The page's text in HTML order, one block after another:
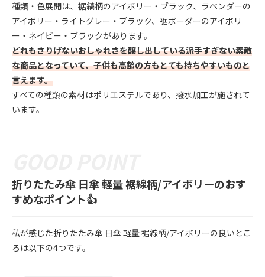
種類・色展開は、裾縞柄のアイボリー・ブラック、ラベンダーの
アイボリー・ライトグレー・ブラック、裾ボーダーのアイボリ
ー・ネイビー・ブラックがあります。
どれもさりげないおしゃれさを醸し出している派手すぎない素敵
な商品となっていて、子供も高齢の方もとても持ちやすいものと
言えます。
すべての種類の素材はポリエステルであり、撥水加工が施されて
います。
折りたたみ傘 日傘 軽量 裾線柄/アイボリーのおす
すめなポイント👍
私が感じた折りたたみ傘 日傘 軽量 裾線柄/アイボリーの良いとこ
ろは以下の4つです。